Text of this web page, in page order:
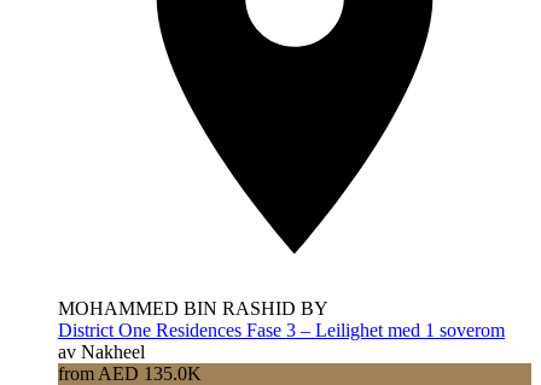
MOHAMMED BIN RASHID BY
District One Residences Fase 3 – Leilighet med 1 soverom
av Nakheel
from AED 135.0K